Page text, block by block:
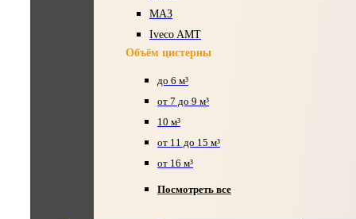
МАЗ
Iveco AMT
Объём цистерны
до 6 м³
от 7 до 9 м³
10 м³
от 11 до 15 м³
от 16 м³
Посмотреть все